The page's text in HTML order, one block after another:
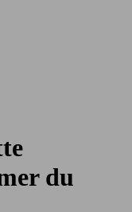
du